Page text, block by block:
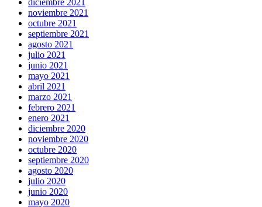
diciembre 2021
noviembre 2021
octubre 2021
septiembre 2021
agosto 2021
julio 2021
junio 2021
mayo 2021
abril 2021
marzo 2021
febrero 2021
enero 2021
diciembre 2020
noviembre 2020
octubre 2020
septiembre 2020
agosto 2020
julio 2020
junio 2020
mayo 2020